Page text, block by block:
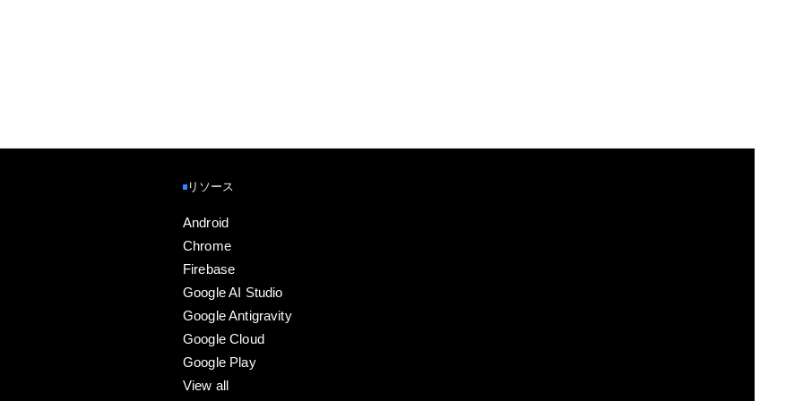
リソース
Android
Chrome
Firebase
Google AI Studio
Google Antigravity
Google Cloud
Google Play
View all